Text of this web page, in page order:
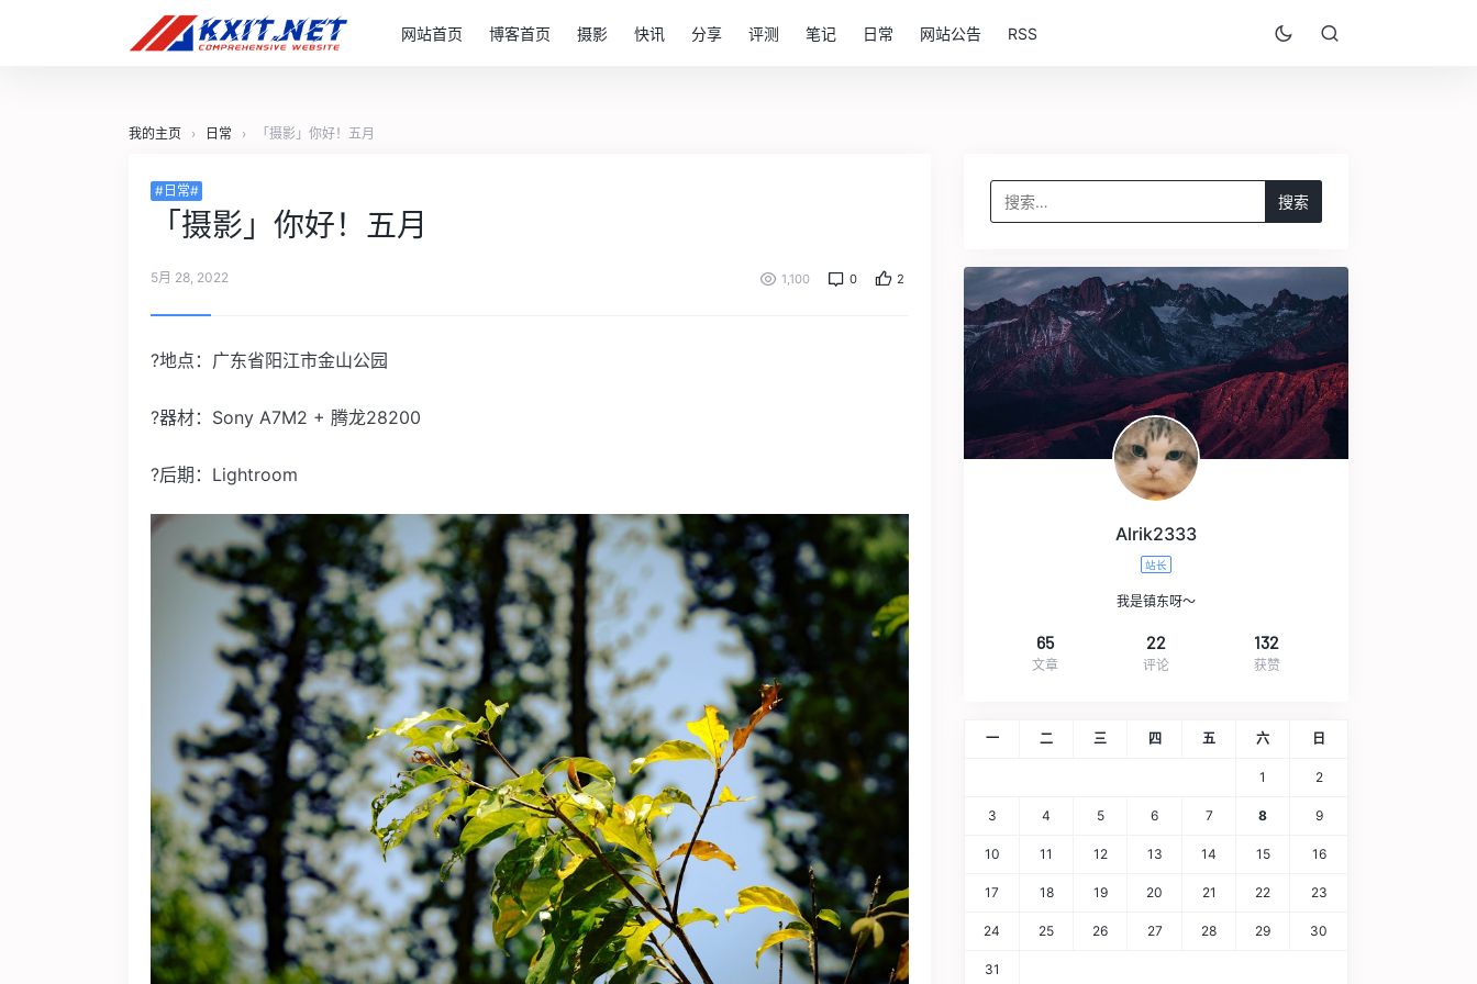
网站首页 博客首页 摄影 快讯 分享 评测 笔记 日常 网站公告 RSS
我的主页 › 日常 › 「摄影」你好！五月
#日常#
「摄影」你好！五月
5月 28, 2022 1,100 0 2
?地点：广东省阳江市金山公园
?器材：Sony A7M2 + 腾龙28200
?️后期：Lightroom
搜
索：
Alrik2333
站长
我是镇东呀～
65
文章
22
评论
132
获赞
一 二 三 四 五 六 日
1 2
3 4 5 6 7 8 9
10 11 12 13 14 15 16
17 18 19 20 21 22 23
24 25 26 27 28 29 30
31